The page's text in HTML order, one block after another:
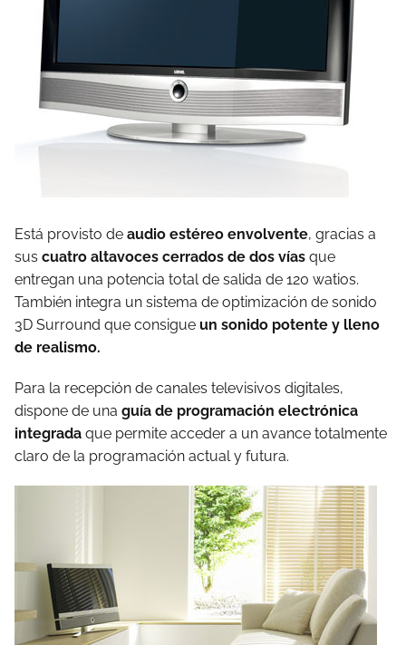
Está provisto de audio estéreo envolvente, gracias a
sus cuatro altavoces cerrados de dos vías que
entregan una potencia total de salida de 120 watios.
También integra un sistema de optimización de sonido
3D Surround que consigue un sonido potente y lleno
de realismo.
Para la recepción de canales televisivos digitales,
dispone de una guía de programación electrónica
integrada que permite acceder a un avance totalmente
claro de la programación actual y futura.